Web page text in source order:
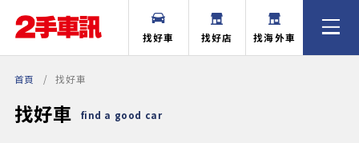
找好車 找好店 找海外車
首頁 找好車
找好車 find a good car